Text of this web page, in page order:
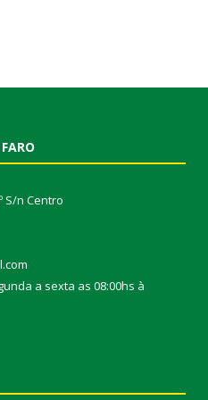
S/n Centro
a sexta as 08:00hs à